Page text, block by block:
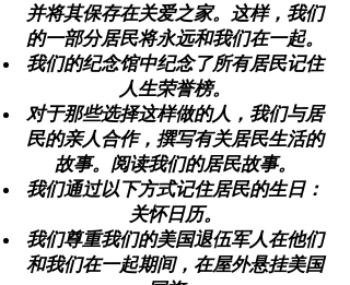
并将其保存在关爱之家。这样，我们
的一部分居民将永远和我们在一起。
我们的纪念馆中纪念了所有居民记住
人生荣誉榜。
对于那些选择这样做的人，我们与居
民的亲人合作，撰写有关居民生活的
故事。 阅读我们的居民故事。
我们通过以下方式记住居民的生日：
关怀日历。
我们尊重我们的美国退伍军人在他们
和我们在一起期间，在屋外悬挂美国